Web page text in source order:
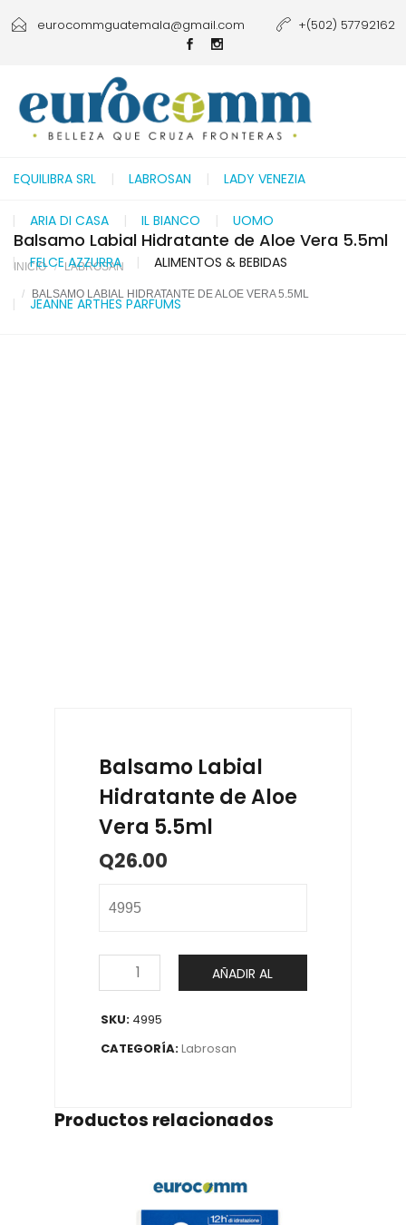
eurocommguatemala@gmail.com +(502) 57792162
EQUILIBRA SRL LABROSAN LADY VENEZIA
ARIA DI CASA IL BIANCO UOMO
FELCE AZZURRA ALIMENTOS & BEBIDAS
JEANNE ARTHES PARFUMS
Balsamo Labial Hidratante de Aloe Vera 5.5ml
INICIO LABROSAN
BALSAMO LABIAL HIDRATANTE DE ALOE VERA 5.5ML
Balsamo Labial
Hidratante de Aloe
Vera 5.5ml
Q26.00
4995
AÑADIR AL
SKU: 4995
CATEGORÍA:Labrosan
Productos relacionados